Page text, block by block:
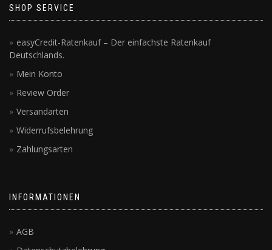
SHOP SERVICE
easyCredit-Ratenkauf – Der einfachste Ratenkauf
Deutschlands.
Mein Konto
Review Order
Versandarten
Widerrufsbelehrung
Zahlungsarten
INFORMATIONEN
AGB